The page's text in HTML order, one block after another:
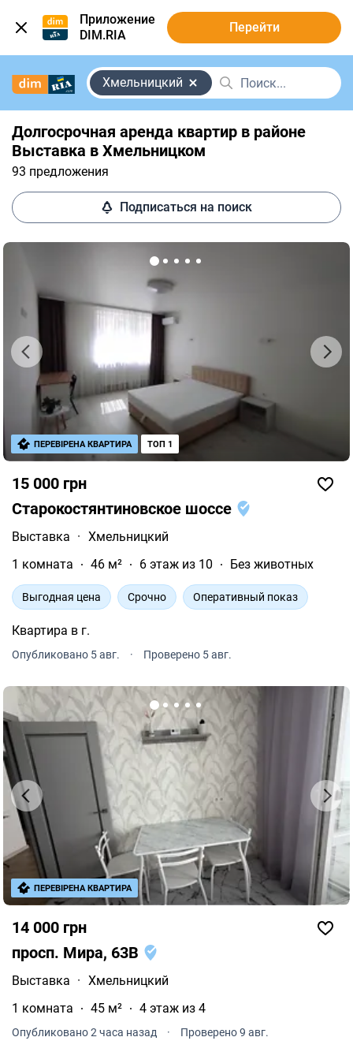
Приложение
DIM.RIA
Перейти
Хмельницкий
Долгосрочная аренда квартир в районе
Выставка в Хмельницком
93 предложения
Подписаться на поиск
15 000 грн
Старокостянтиновское шоссе
Выставка · Хмельницкий
1 комната
46 м² 6 этаж из 10 Без животных
Выгодная цена Срочно Оперативный показ
Квартира в г.
Опубликовано 5 авг. · Проверено 5 авг.
ПЕРЕВІРЕНА КВАРТИРА ТОП 1
14 000 грн
просп. Мира, 63В
Выставка · Хмельницкий
1 комната
45 м² 4 этаж из 4
Опубликовано 2 часа назад · Проверено 9 авг.
ПЕРЕВІРЕНА КВАРТИРА